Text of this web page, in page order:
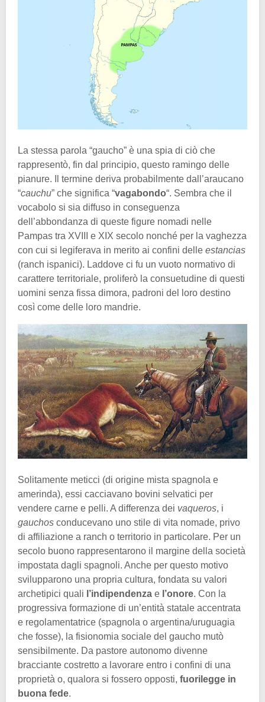
La stessa parola “gaucho” è una spia di ciò che
rappresentò, fin dal principio, questo ramingo delle
pianure. Il termine deriva probabilmente dall’araucano
“cauchu” che significa “vagabondo“. Sembra che il
vocabolo si sia diffuso in conseguenza
dell’abbondanza di queste figure nomadi nelle
Pampas tra XVIII e XIX secolo nonché per la vaghezza
con cui si legiferava in merito ai confini delle estancias
(ranch ispanici). Laddove ci fu un vuoto normativo di
carattere territoriale, proliferò la consuetudine di questi
uomini senza fissa dimora, padroni del loro destino
così come delle loro mandrie.
Solitamente meticci (di origine mista spagnola e
amerinda), essi cacciavano bovini selvatici per
vendere carne e pelli. A differenza dei vaqueros, i
gauchos conducevano uno stile di vita nomade, privo
di affiliazione a ranch o territorio in particolare. Per un
secolo buono rappresentarono il margine della società
impostata dagli spagnoli. Anche per questo motivo
svilupparono una propria cultura, fondata su valori
archetipici quali l’indipendenza e l’onore. Con la
progressiva formazione di un’entità statale accentrata
e regolamentatrice (spagnola o argentina/uruguagia
che fosse), la fisionomia sociale del gaucho mutò
sensibilmente. Da pastore autonomo divenne
bracciante costretto a lavorare entro i confini di una
proprietà o, qualora si fossero opposti, fuorilegge in
buona fede.